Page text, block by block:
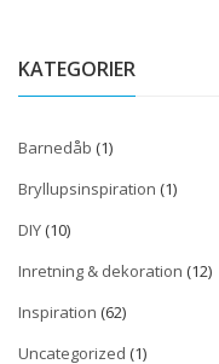
KATEGORIER
Barnedåb (1)
Bryllupsinspiration (1)
DIY(10)
Inretning & dekoration (12)
Inspiration (62)
Uncategorized (1)